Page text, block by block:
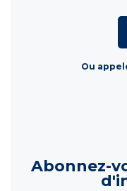
Ou
Abonnez-